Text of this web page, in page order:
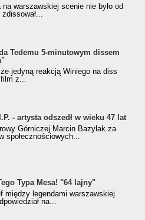
warszawskiej scenie nie było od
Tedemu 5-minutowym dissem
jedyną reakcją Winiego na diss
z...
- artysta odszedł w wieku 47 lat
Górniczej Marcin Bazylak za
społecznościowych...
Typa Mesa! "64 lajny"
między legendami warszawskiej
na...